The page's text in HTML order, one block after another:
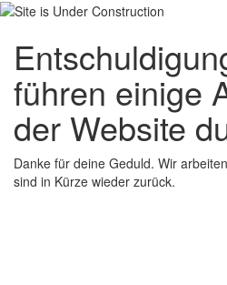
führen einige
der Website
Danke für deine Geduld. Wir
sind in Kürze wieder zurück.